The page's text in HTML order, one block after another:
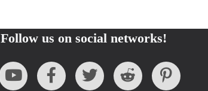
Follow us on social networks!